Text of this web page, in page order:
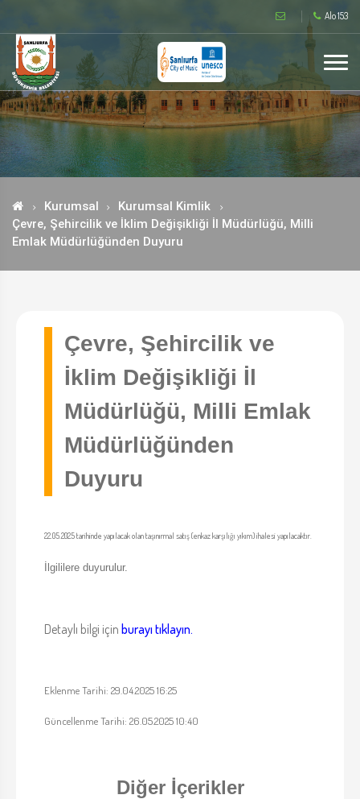
Alo 153
Kurumsal
Kurumsal Kimlik
Çevre, Şehircilik ve İklim Değişikliği İl Müdürlüğü, Milli
Emlak Müdürlüğünden Duyuru
Çevre, Şehircilik ve
İklim Değişikliği İl
Müdürlüğü, Milli Emlak
Müdürlüğünden
Duyuru
22.05.2025 tarihinde yapılacak olan taşınırmal satış (enkaz karşılığı yıkım) ihalesi yapılacaktır.
İlgililere duyurulur.
Detaylı bilgi için burayı tıklayın.
Eklenme Tarihi: 29.04.2025 16:25
Güncellenme Tarihi: 26.05.2025 10:40
Diğer İçerikler